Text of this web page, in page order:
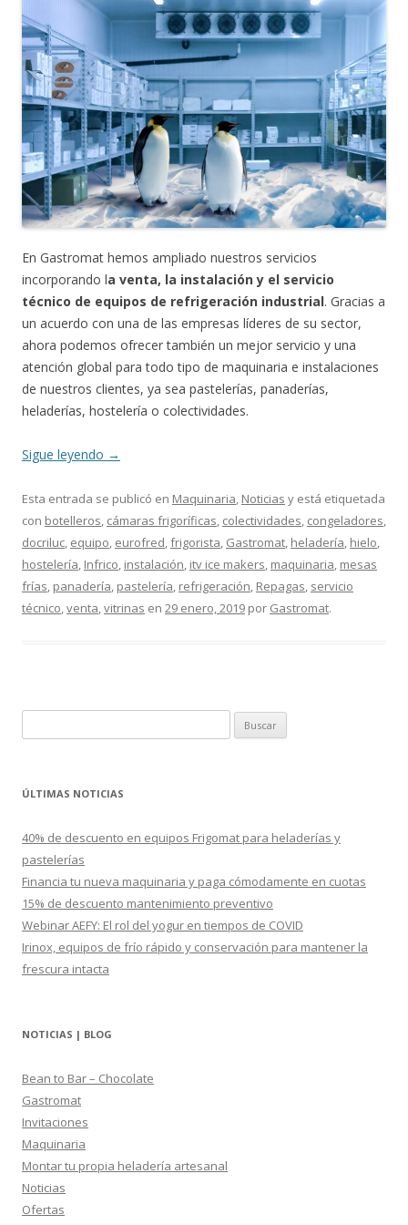
En Gastromat hemos ampliado nuestros servicios
incorporando la venta, la instalación y el servicio
técnico de equipos de refrigeración industrial. Gracias a
un acuerdo con una de las empresas líderes de su sector,
ahora podemos ofrecer también un mejor servicio y una
atención global para todo tipo de maquinaria e instalaciones
de nuestros clientes, ya sea pastelerías, panaderías,
heladerías, hostelería o colectividades.
Sigue leyendo →
Esta entrada se publicó en Maquinaria, Noticias y está etiquetada
con botelleros, cámaras frigoríficas, colectividades, congeladores,
docriluc, equipo, eurofred,frigorista, Gastromat, heladería, hielo,
hostelería, Infrico, instalación, itv ice makers, maquinaria, mesas
frías, panadería, pastelería, refrigeración, Repagas, servicio
técnico,venta,vitrinas en 29 enero, 2019 por Gastromat.
u
c
r
ÚLTIMAS NOTICIAS
40% de descuento en equipos Frigomat para heladerías y
pastelerías
Financia tu nueva maquinaria y paga cómodamente en cuotas
15% de descuento mantenimiento preventivo
Webinar AEFY: El rol del yogur en tiempos de COVID
Irinox, equipos de frío rápido y conservación para mantener la
frescura intacta
NOTICIAS | BLOG
Bean to Bar – Chocolate
Gastromat
Invitaciones
Maquinaria
Montar tu propia heladería artesanal
Noticias
Ofertas